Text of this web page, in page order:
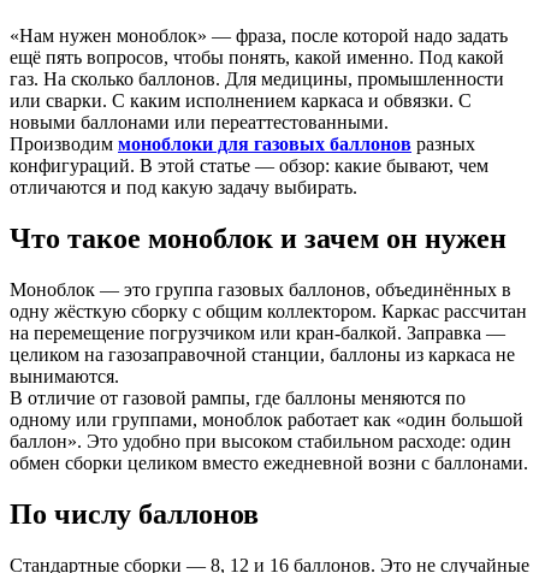
«Нам нужен моноблок» — фраза, после которой надо задать
ещё пять вопросов, чтобы понять, какой именно. Под какой
газ. На сколько баллонов. Для медицины, промышленности
или сварки. С каким исполнением каркаса и обвязки. С
новыми баллонами или переаттестованными.
Производим моноблоки для газовых баллонов разных
конфигураций. В этой статье — обзор: какие бывают, чем
отличаются и под какую задачу выбирать.
Что такое моноблок и зачем он нужен
Моноблок — это группа газовых баллонов, объединённых в
одну жёсткую сборку с общим коллектором. Каркас рассчитан
на перемещение погрузчиком или кран-балкой. Заправка —
целиком на газозаправочной станции, баллоны из каркаса не
вынимаются.
В отличие от газовой рампы, где баллоны меняются по
одному или группами, моноблок работает как «один большой
баллон». Это удобно при высоком стабильном расходе: один
обмен сборки целиком вместо ежедневной возни с баллонами.
По числу баллонов
Стандартные сборки — 8, 12 и 16 баллонов. Это не случайные